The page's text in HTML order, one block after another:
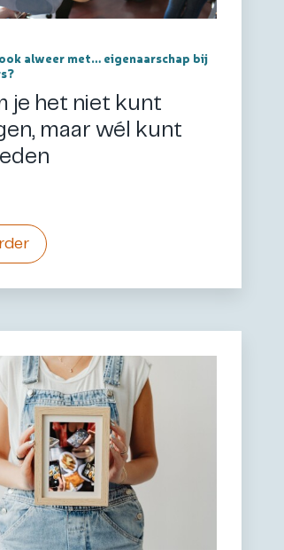
alweer met… eigenaarschap bij
je het niet kunt
maar wél kunt